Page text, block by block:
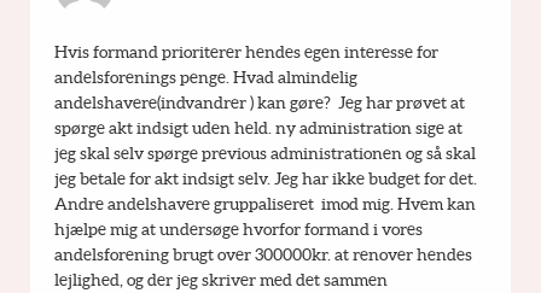
Hvis formand prioriterer hendes egen interesse for
andelsforenings penge. Hvad almindelig
andelshavere(indvandrer ) kan gøre?  Jeg har prøvet at
spørge akt indsigt uden held. ny administration sige at
jeg skal selv spørge previous administrationen og så skal
jeg betale for akt indsigt selv. Jeg har ikke budget for det.
Andre andelshavere gruppaliseret  imod mig. Hvem kan
hjælpe mig at undersøge hvorfor formand i vores
andelsforening brugt over 300000kr. at renover hendes
lejlighed, og der jeg skriver med det sammen